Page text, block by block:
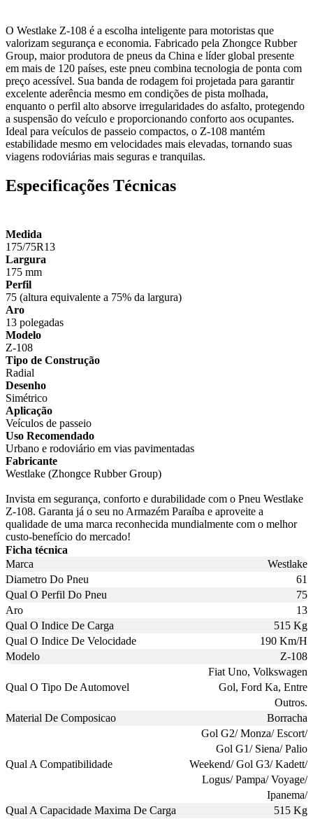
O Westlake Z-108 é a escolha inteligente para motoristas que
valorizam segurança e economia. Fabricado pela Zhongce Rubber
Group, maior produtora de pneus da China e líder global presente
em mais de 120 países, este pneu combina tecnologia de ponta com
preço acessível. Sua banda de rodagem foi projetada para garantir
excelente aderência mesmo em condições de pista molhada,
enquanto o perfil alto absorve irregularidades do asfalto, protegendo
a suspensão do veículo e proporcionando conforto aos ocupantes.
Ideal para veículos de passeio compactos, o Z-108 mantém
estabilidade mesmo em velocidades mais elevadas, tornando suas
viagens rodoviárias mais seguras e tranquilas.
Especificações Técnicas
Medida
175/75R13
Largura
175 mm
Perfil
75 (altura equivalente a 75% da largura)
Aro
13 polegadas
Modelo
Z-108
Tipo de Construção
Radial
Desenho
Simétrico
Aplicação
Veículos de passeio
Uso Recomendado
Urbano e rodoviário em vias pavimentadas
Fabricante
Westlake (Zhongce Rubber Group)
Invista em segurança, conforto e durabilidade com o Pneu Westlake
Z-108. Garanta já o seu no Armazém Paraíba e aproveite a
qualidade de uma marca reconhecida mundialmente com o melhor
custo-benefício do mercado!
Ficha técnica
Marca
Westlake
Diametro Do Pneu
61
Qual O Perfil Do Pneu
75
Aro
13
Qual O Indice De Carga
515 Kg
Qual O Indice De Velocidade
190 Km/H
Modelo
Z-108
Qual O Tipo De Automovel
Fiat Uno, Volkswagen
Gol, Ford Ka, Entre
Outros.
Material De Composicao
Borracha
Qual A Compatibilidade
Gol G2/ Monza/ Escort/
Gol G1/ Siena/ Palio
Weekend/ Gol G3/ Kadett/
Logus/ Pampa/ Voyage/
Ipanema/
Qual A Capacidade Maxima De Carga
515 Kg